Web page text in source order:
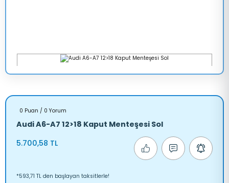
0 Puan / 0 Yorum
Audi A6-A7 12>18 Kaput Menteşesi Sol
5.700,58 TL
*593,71 TL den başlayan taksitlerle!